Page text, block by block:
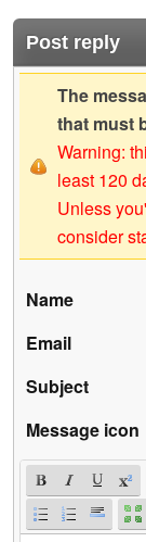
Post reply
The
that must
Warning:
least 120
Unless
consider
Name
Email
Subject
Message icon